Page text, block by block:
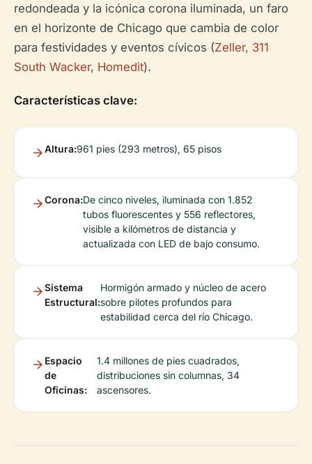
redondeada y la icónica corona iluminada, un faro
en el horizonte de Chicago que cambia de color
para festividades y eventos cívicos (Zeller, 311
South Wacker, Homedit).
Características clave:
Altura:961 pies (293 metros), 65 pisos
Corona:De cinco niveles, iluminada con 1.852
tubos fluorescentes y 556 reflectores,
visible a kilómetros de distancia y
actualizada con LED de bajo consumo.
Sistema
Estructural:
Hormigón armado y núcleo de acero
sobre pilotes profundos para
estabilidad cerca del río Chicago.
Espacio
de
Oficinas:
1.4 millones de pies cuadrados,
distribuciones sin columnas, 34
ascensores.